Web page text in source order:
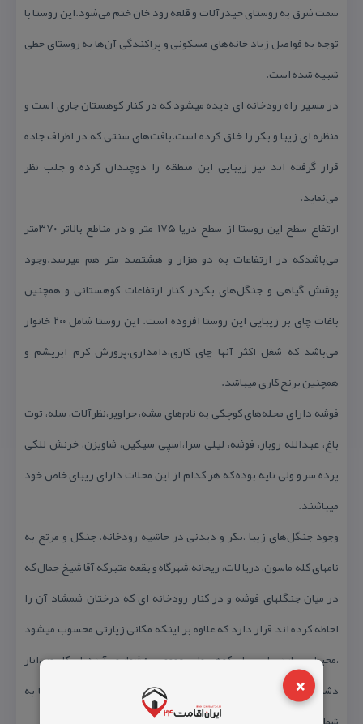
×
سمت شرق به روستای حیدرآلات و قلعه رود خان ختم می‌شود.این روستا با
توجه به فواصل زیاد خانه‌های مسكونی و پراكندگی آن‌ها به روستای خطی
شبیه شده است.
در مسیر راه رودخانه ای دیده میشود كه در كنار كوهستان جاری است و
منظره ای زیبا و بكر را خلق كرده است.بافت‌های سنتی كه در اطراف جاده
قرار گرفته اند نیز زیبایی این منطقه را دوچندان كرده و جلب نظر
می‌نماید.
ارتفاع سطح این روستا از سطح دریا ۱۷۵ متر و در مناطع بالاتر ۳۷۰متر
می‌باشدكه در ارتفاعات به دو هزار و هشتصد متر هم میرسد.وجود
پوشش گیاهی و جنگل‌های بكردر كنار ارتفاعات كوهستانی و همچنین
باغات چای بر زیبایی این روستا افزوده است. این روستا شامل ۲۰۰ خانوار
می‌باشد كه شغل اكثر آنها چای كاری،دامداری،پرورش كرم ابریشم و
همچنین برنج كاری میباشد.
فوشه دارای محله‌های كوچكی به نام‌های مشه، جراویر،نظرآلات، سله، توت
باغ، عبدالله روبار، فوشه، لیلی سرا،اسپی سیكین، شاویزن، خرنش للكی
پرده سر و ولی نایه بوده كه هر كدام از این محلات دارای زیبای خاص خود
میباشند.
وجود جنگل‌های زیبا ،بكر و دیدنی در حاشیه رودخانه، جنگل و مرتع به
نامهای كله ماسون، دریا لات، ریحانه،شهرگاه و بقعه متبركه آقا شیخ جمال كه
در میان جنگلهای فوشه و در كنار رودخانه ای كه درختان شمشاد آن را
احاطه كرده اند قرار دارد كه علاوه بر اینكه مكانی زیارتی محسوب میشود
،محیط بسیار زیبایی برای كوهپیمایی عمومی به شمار می‌آیند، اسكاسون،انار
دشته، لیسندی و غار خون فوشه از دیگر مكان‌های دیدنی این روستا به